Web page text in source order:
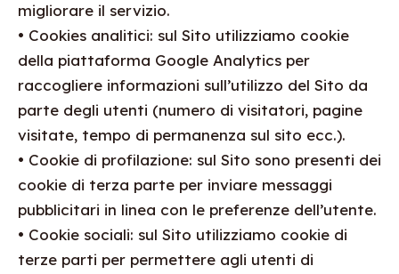
migliorare il servizio.
• Cookies analitici: sul Sito utilizziamo cookie
della piattaforma Google Analytics per
raccogliere informazioni sull’utilizzo del Sito da
parte degli utenti (numero di visitatori, pagine
visitate, tempo di permanenza sul sito ecc.).
• Cookie di profilazione: sul Sito sono presenti dei
cookie di terza parte per inviare messaggi
pubblicitari in linea con le preferenze dell’utente.
• Cookie sociali: sul Sito utilizziamo cookie di
terze parti per permettere agli utenti di